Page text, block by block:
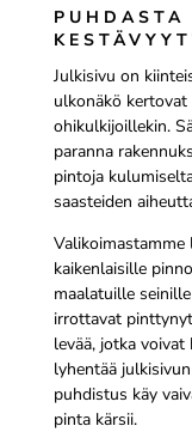
Julkisivu on
ulkonäkö kertovat
ohikulkijoillekin.
paranna
pintoja
saasteiden
kaikenlaisille
maalatuille
irrottavat
levää, jotka
lyhentää
puhdistus käy
pinta kärsii.